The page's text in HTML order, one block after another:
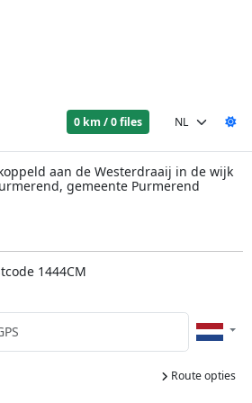
0 km / 0 files
aan de Westerdraaij in de wijk
gemeente Purmerend
1444CM
Route opties